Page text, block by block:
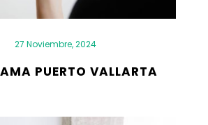
27 Noviembre, 2024
PUERTO VALLARTA